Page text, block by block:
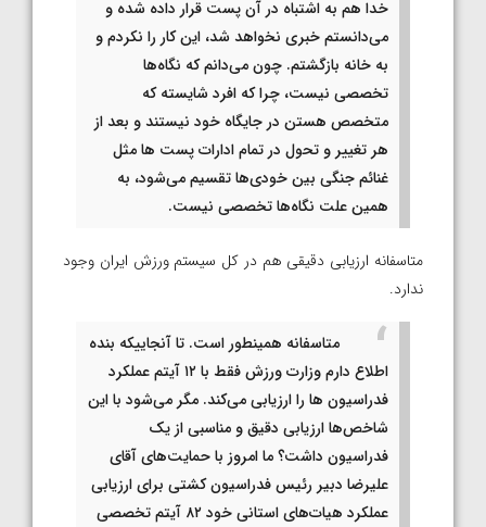
خدا هم به اشتباه در آن پست قرار داده شده و
می‌دانستم خبری نخواهد شد، این کار را نکردم و
به خانه بازگشتم. چون می‌دانم که نگاه‌ها
تخصصی نیست، چرا که افرد شایسته که
متخصص هستن در جایگاه خود نیستند و بعد از
هر تغییر و تحول در تمام ادارات پست ها مثل
غنائم جنگی بین خودی‌ها تقسیم می‌شود، به
همین علت نگاه‌ها تخصصی نیست.
متاسفانه ارزیابی دقیقی هم در کل سیستم ورزش ایران وجود
ندارد.
متاسفانه همینطور است. تا آنجاییکه بنده
اطلاع دارم وزارت ورزش فقط با ۱۲ آیتم عملکرد
فدراسیون ها را ارزیابی می‌کند. مگر می‌شود با این
شاخص‌ها ارزیابی دقیق و مناسبی از یک
فدراسیون داشت؟ ما امروز با حمایت‌های آقای
علیرضا دبیر رئیس فدراسیون کشتی برای ارزیابی
عملکرد هیات‌های استانی خود ۸۲ آیتم تخصصی